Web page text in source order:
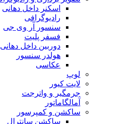
اسکنر داخل دهانی
رادیوگرافی
سنسور آر وی جی
فسفر پلیت
دوربین داخل دهانی
هولدر سنسور
عکاسی
لوپ
لایت کیور
جرمگیر و واترجت
آمالگاماتور
ساکشن و کمپرسور
ساکشن سانترال